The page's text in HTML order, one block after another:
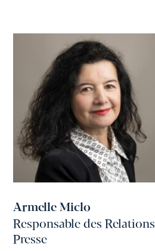
Armelle Miclo
Responsable des Relations
Presse